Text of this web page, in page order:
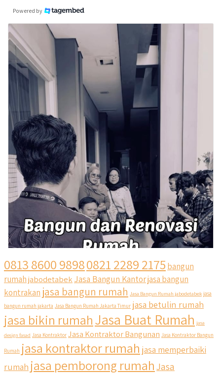
Powered by
0813 8600 98980821 2289 2175 bangun
rumahjabodetabek Jasa Bangun Kantorjasa bangun
kontrakan jasa bangun rumah Jasa Bangun Rumah jabodetabek jasa
bangun rumah jakarta Jasa Bangun Rumah Jakarta Timur jasa betulin rumah
jasa bikin rumahJasa Buat Rumah jasa
design fasad Jasa Kontraktor Jasa Kontraktor Bangunan Jasa Kontraktor Bangun
Rumah jasa kontraktor rumah jasa memperbaiki
rumah jasa pemborong rumahJasa